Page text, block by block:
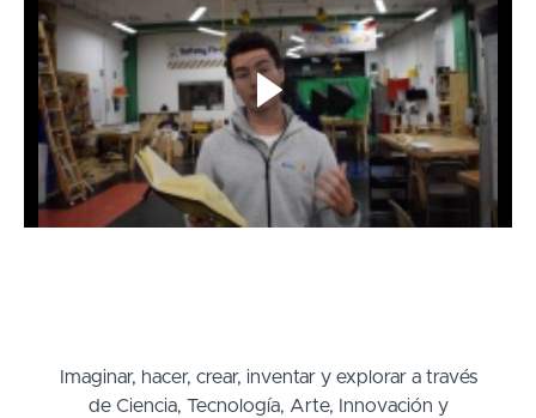
Imaginar, hacer, crear, inventar y explorar a través
de Ciencia, Tecnología, Arte, Innovación y